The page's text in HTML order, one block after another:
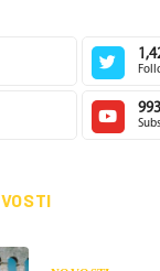
993